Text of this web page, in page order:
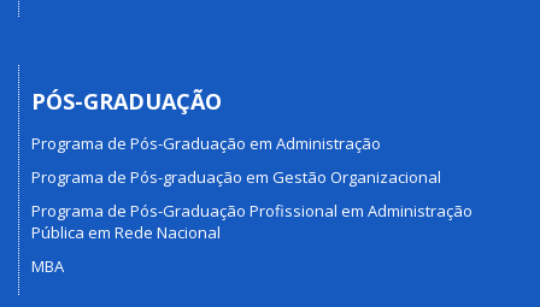
PÓS-GRADUAÇÃO
Programa de Pós-Graduação em Administração
Programa de Pós-graduação em Gestão Organizacional
Programa de Pós-Graduação Profissional em Administração
Pública em Rede Nacional
MBA